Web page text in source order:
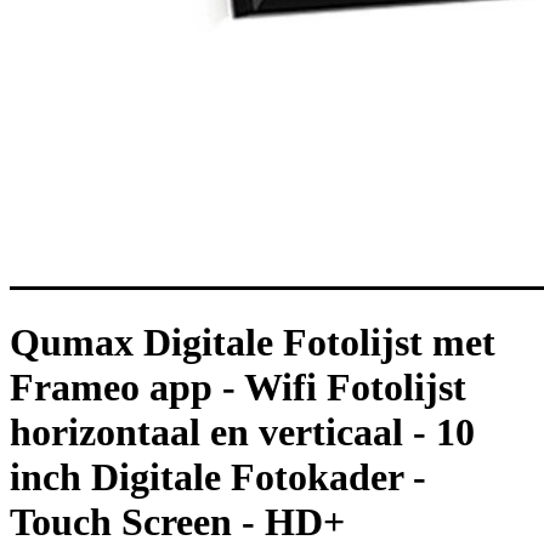
Qumax Digitale Fotolijst met
Frameo app - Wifi Fotolijst
horizontaal en verticaal - 10
inch Digitale Fotokader -
Touch Screen - HD+